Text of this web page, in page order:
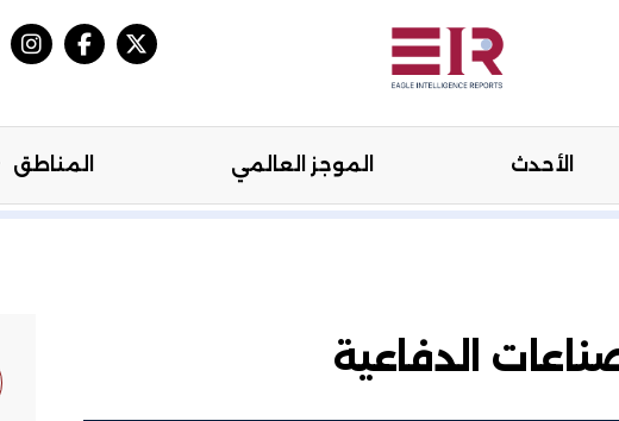
الأحدث الموجز العالمي المناطق الرأي الموجز العالمي
الدفاعية